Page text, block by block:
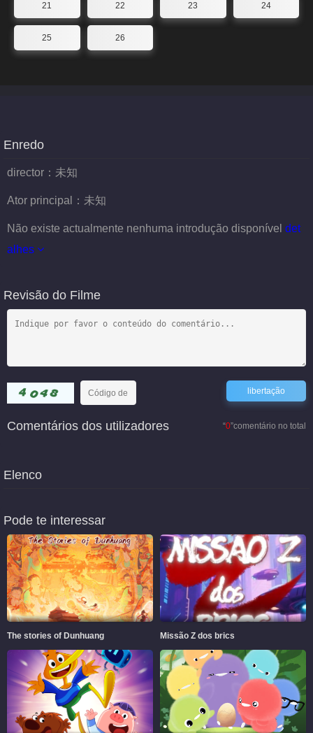
21 22 23 24
25 26
Enredo
director： 未知
Ator principal： 未知
Não existe actualmente nenhuma introdução disponível det
alhes
Revisão do Filme
“0”comentário no total
Comentários dos utilizadores
Elenco
Pode te interessar
The stories of Dunhuang Missão Z dos brics